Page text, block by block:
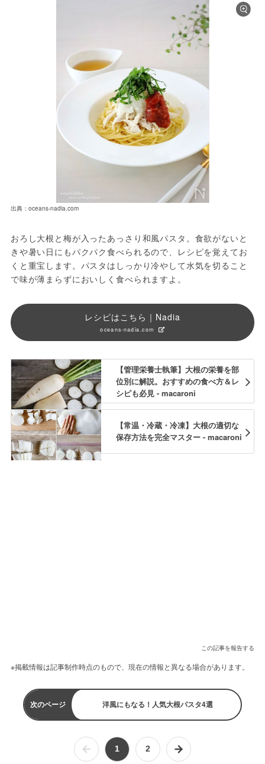
出典：oceans-nadia.com
おろし大根と梅が入ったあっさり和風パスタ。食欲がないと
きや暑い日にもパクパク食べられるので、レシピを覚えてお
くと重宝します。パスタはしっかり冷やして水気を切ること
で味が薄まらずにおいしく食べられますよ。
レシピはこちら｜Nadia
oceans-nadia.com
【管理栄養士執筆】大根の栄養を部
位別に解説。おすすめの食べ方＆レ
シピも必見 - macaroni
【常温・冷蔵・冷凍】大根の適切な
保存方法を完全マスター - macaroni
この記事を報告する
※掲載情報は記事制作時点のもので、現在の情報と異なる場合があります。
次のページ 洋風にもなる！人気大根パスタ4選
1 2